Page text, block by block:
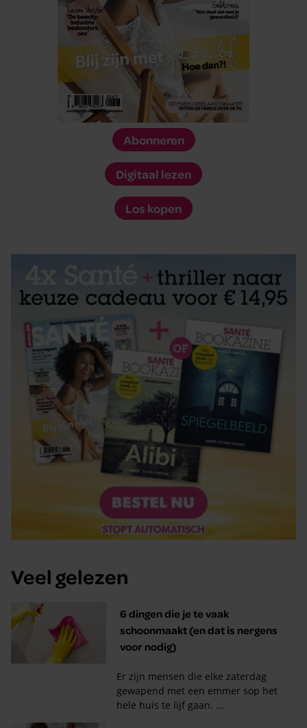
Abonneren
Digitaal lezen
Los kopen